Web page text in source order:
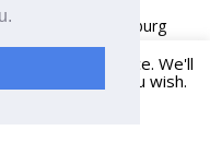
auf
*****Silberburg
100 % er Baumwolle,
your experience. We'll
can opt-out if you wish.